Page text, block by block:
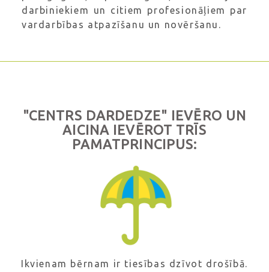
darbiniekiem un citiem profesionāļiem par
vardarbības atpazīšanu un novēršanu.
"CENTRS DARDEDZE" IEVĒRO UN
AICINA IEVĒROT TRĪS
PAMATPRINCIPUS:
Ikvienam bērnam ir tiesības dzīvot drošībā.